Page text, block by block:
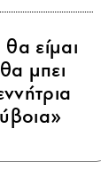
είμαι
μπει